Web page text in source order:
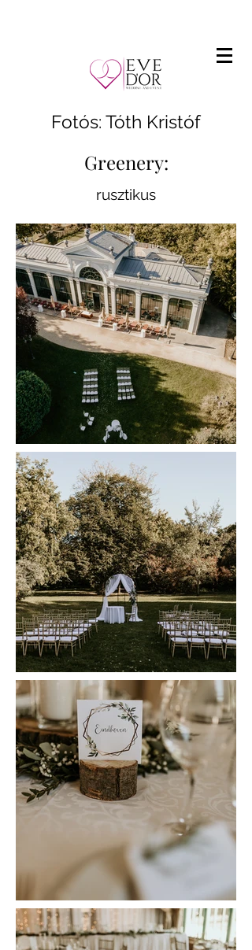
Fotós: Tóth Kristóf
Greenery:
rusztikus